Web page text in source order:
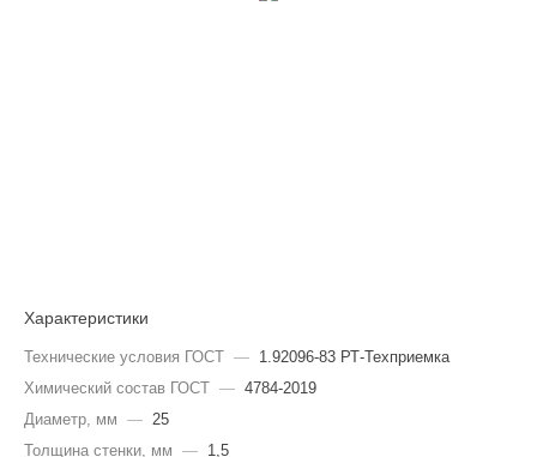
Характеристики
Технические условия ГОСТ — 1.92096-83 РТ-Техприемка
Химический состав ГОСТ — 4784-2019
Диаметр, мм — 25
Толщина стенки, мм — 1,5